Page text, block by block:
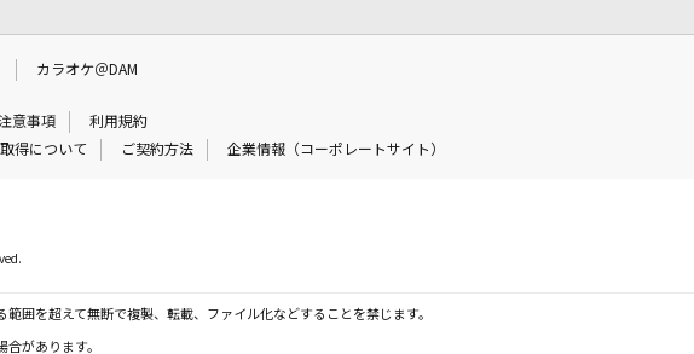
カラオケ＠DAM
意事項
利用規約
得について ご契約方法 企業情報（コーポレートサイト）
囲を超えて無断で複製、転載、ファイル化などすることを禁じます。
があります。